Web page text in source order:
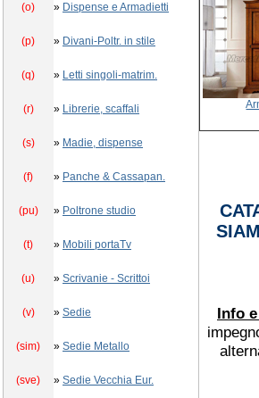
(o) » Dispense e Armadietti
(p) » Divani-Poltr. in stile
(q) » Letti singoli-matrim.
(r) » Librerie, scaffali
(s) » Madie, dispense
(f) » Panche & Cassapan.
(pu) » Poltrone studio
(t) » Mobili portaTv
(u) » Scrivanie - Scrittoi
(v) » Sedie
(sim) » Sedie Metallo
(sve) » Sedie Vecchia Eur.
Info